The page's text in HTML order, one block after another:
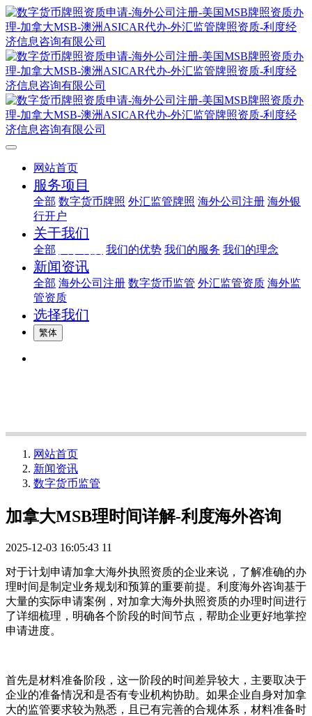
网站首页
服务项目
全部 数字货币牌照 外汇监管牌照 海外公司注册 海外银
行开户
关于我们
全部 我们的优势 我们的服务 我们的理念
新闻资讯
全部 海外公司注册 数字货币监管 外汇监管资质 海外监
管资质
选择我们
繁体
网站首页
新闻资讯
数字货币监管
加拿大MSB理时间详解-利度海外咨询
2025-12-03 16:05:43 11
对于计划申请加拿大海外执照资质的企业来说，了解准确的办
理时间是制定业务规划和预算的重要前提。利度海外咨询基于
大量的实际申请案例，对加拿大海外执照资质的办理时间进行
了详细梳理，明确各个阶段的时间节点，帮助企业更好地掌控
申请进度。
首先是材料准备阶段，这一阶段的时间差异较大，主要取决于
企业的准备情况和是否有专业机构协助。如果企业自身对加拿
大的监管要求较为熟悉，且已有完善的合规体系，材料准备时